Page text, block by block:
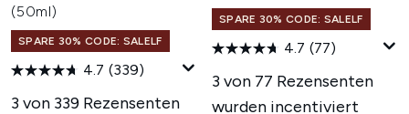
(50ml)
SPARE 30% CODE: SALELF
4.7 (339)
3 von 339 Rezensenten
SPARE 30% CODE: SALELF
4.7 (77)
3 von 77 Rezensenten
wurden incentiviert